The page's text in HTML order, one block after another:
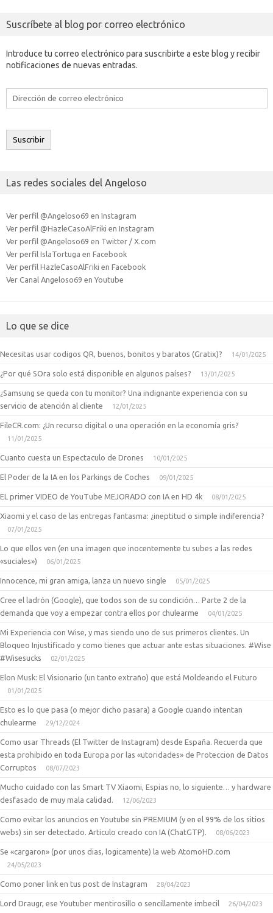
Suscríbete al blog por correo electrónico
Introduce tu correo electrónico para suscribirte a este blog y recibir
notificaciones de nuevas entradas.
Dirección
electrónico
Suscribir
Las redes sociales del Angeloso
Ver perfil @Angeloso69 en Instagram
Ver perfil @HazleCasoAlFriki en Instagram
Ver perfil @Angeloso69 en Twitter / X.com
Ver perfil IslaTortuga en Facebook
Ver perfil HazleCasoAlFriki en Facebook
Ver Canal Angeloso69 en Youtube
Lo que se dice
Necesitas usar codigos QR, buenos, bonitos y baratos (Gratix)? 14/01/2025
¿Por qué SOra solo está disponible en algunos países? 13/01/2025
¿Samsung se queda con tu monitor? Una indignante experiencia con su
servicio de atención al cliente
12/01/2025
FileCR.com: ¿Un recurso digital o una operación en la economía gris?
11/01/2025
Cuanto cuesta un Espectaculo de Drones 10/01/2025
El Poder de la IA en los Parkings de Coches 09/01/2025
EL primer VIDEO de YouTube MEJORADO con IA en HD 4k 08/01/2025
Xiaomi y el caso de las entregas fantasma: ¿ineptitud o simple indiferencia?
07/01/2025
Lo que ellos ven (en una imagen que inocentemente tu subes a las redes
«suciales»)
06/01/2025
Innocence, mi gran amiga, lanza un nuevo single 05/01/2025
Cree el ladrón (Google), que todos son de su condición… Parte 2 de la
demanda que voy a empezar contra ellos por chulearme
04/01/2025
Mi Experiencia con Wise, y mas siendo uno de sus primeros clientes. Un
Bloqueo Injustificado y como tienes que actuar ante estas situaciones. #Wise
#Wisesucks
02/01/2025
Elon Musk: El Visionario (un tanto extraño) que está Moldeando el Futuro
01/01/2025
Esto es lo que pasa (o mejor dicho pasara) a Google cuando intentan
chulearme
29/12/2024
Como usar Threads (El Twitter de Instagram) desde España. Recuerda que
esta prohibido en toda Europa por las «utoridades» de Proteccion de Datos
Corruptos
08/07/2023
Mucho cuidado con las Smart TV Xiaomi, Espias no, lo siguiente… y hardware
desfasado de muy mala calidad.
12/06/2023
Como evitar los anuncios en Youtube sin PREMIUM (y en el 99% de los sitios
webs) sin ser detectado. Articulo creado con IA (ChatGTP).
08/06/2023
Se «cargaron» (por unos dias, logicamente) la web AtomoHD.com
24/05/2023
Como poner link en tus post de Instagram 28/04/2023
Lord Draugr, ese Youtuber mentirosillo o sencillamente imbecil 26/04/2023